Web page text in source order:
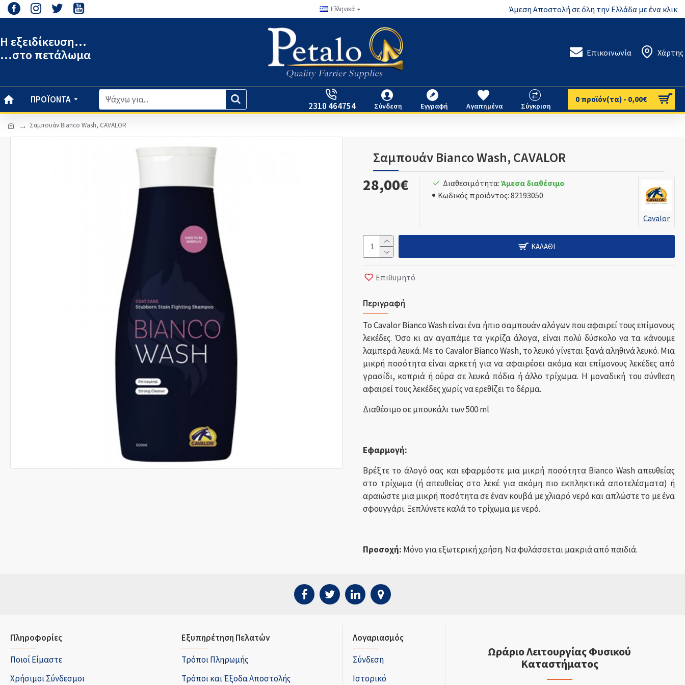
Ελληνικά Άμεση Αποστολή σε όλη την Ελλάδα με ένα κλικ
Η εξειδίκευση...
...στο πετάλωμα
Επικοινωνία Χάρτης
ΠΡΟΪΌΝΤΑ
2310 464754 Σύνδεση Εγγραφή Αγαπημένα Σύγκριση
0 προϊόν(τα) - 0,00€
Σαμπουάν Bianco Wash, CAVALOR
Σαμπουάν Bianco Wash, CAVALOR
28,00€ Διαθεσιμότητα: Άμεσα διαθέσιμο
Κωδικός προϊόντος: 82193050
Cavalor
ΚΑΛΆΘΙ
Επιθυμητό
Περιγραφή
ΤοCavalorBiancoWashείναι ένα ήπιο σαμπουάν αλόγων που αφαιρεί τους επίμονους
λεκέδες. Όσο κι αν αγαπάμε τα γκρίζα άλογα, είναι πολύ δύσκολο να τα κάνουμε
λαμπερά λευκά. Με το CavalorBiancoWash, το λευκό γίνεται ξανά αληθινά λευκό. Μια
μικρή ποσότητα είναι αρκετή για να αφαιρέσει ακόμα και επίμονους λεκέδες από
γρασίδι, κοπριά ή ούρα σε λευκά πόδια ή άλλο τρίχωμα. Η μοναδική του σύνθεση
αφαιρεί τους λεκέδες χωρίς να ερεθίζει το δέρμα.
Διαθέσιμο σε μπουκάλι των 500ml
Εφαρμογή:
Βρέξτε το άλογό σας και εφαρμόστε μια μικρή ποσότητα Bianco Washαπευθείας
στο τρίχωμα (ή απευθείας στο λεκέ για ακόμη πιο εκπληκτικά αποτελέσματα) ή
αραιώστε μια μικρή ποσότητα σε έναν κουβά με χλιαρό νερό και απλώστε το με ένα
σφουγγάρι. Ξεπλύνετε καλά το τρίχωμα με νερό.
Προσοχή: Μόνο για εξωτερική χρήση. Να φυλάσσεται μακριά από παιδιά.
Πληροφορίες
Ποιοί Είμαστε
Χρήσιμοι Σύνδεσμοι
Εξυπηρέτηση Πελατών
Τρόποι Πληρωμής
Τρόποι και Έξοδα Αποστολής
Λογαριασμός
Σύνδεση
Ιστορικό
Ωράριο Λειτουργίας Φυσικού
Καταστήματος